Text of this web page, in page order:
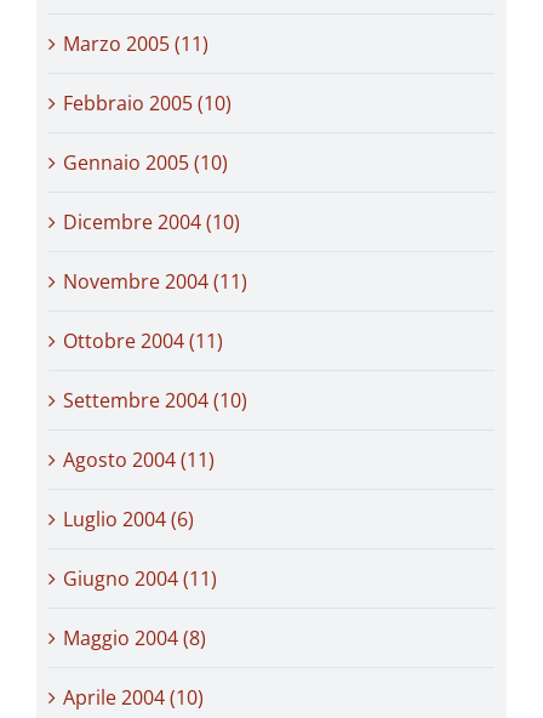
Marzo 2005 (11)
Febbraio 2005 (10)
Gennaio 2005 (10)
Dicembre 2004 (10)
Novembre 2004 (11)
Ottobre 2004 (11)
Settembre 2004 (10)
Agosto 2004 (11)
Luglio 2004 (6)
Giugno 2004 (11)
Maggio 2004 (8)
Aprile 2004 (10)